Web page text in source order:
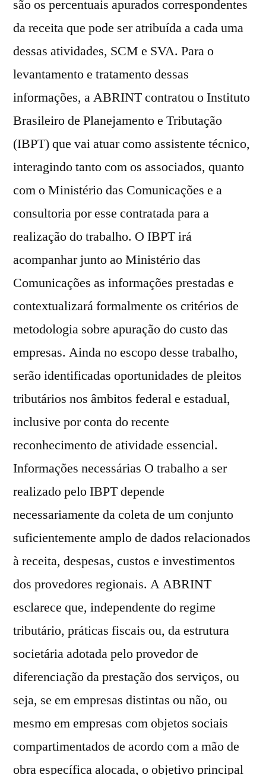
são os percentuais apurados correspondentes
da receita que pode ser atribuída a cada uma
dessas atividades, SCM e SVA. Para o
levantamento e tratamento dessas
informações, a ABRINT contratou o Instituto
Brasileiro de Planejamento e Tributação
(IBPT) que vai atuar como assistente técnico,
interagindo tanto com os associados, quanto
com o Ministério das Comunicações e a
consultoria por esse contratada para a
realização do trabalho. O IBPT irá
acompanhar junto ao Ministério das
Comunicações as informações prestadas e
contextualizará formalmente os critérios de
metodologia sobre apuração do custo das
empresas. Ainda no escopo desse trabalho,
serão identificadas oportunidades de pleitos
tributários nos âmbitos federal e estadual,
inclusive por conta do recente
reconhecimento de atividade essencial.
Informações necessárias O trabalho a ser
realizado pelo IBPT depende
necessariamente da coleta de um conjunto
suficientemente amplo de dados relacionados
à receita, despesas, custos e investimentos
dos provedores regionais. A ABRINT
esclarece que, independente do regime
tributário, práticas fiscais ou, da estrutura
societária adotada pelo provedor de
diferenciação da prestação dos serviços, ou
seja, se em empresas distintas ou não, ou
mesmo em empresas com objetos sociais
compartimentados de acordo com a mão de
obra específica alocada, o objetivo principal